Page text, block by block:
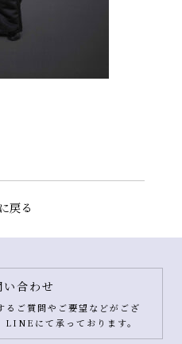
戻る
合わせ
るご質問やご要望などがござ
LINEにて承っております。